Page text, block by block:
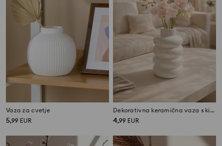
Vaza za cvetje
5,99 EUR
Dekorativna keramična vaza s kiparsko obliko
4,99 EUR